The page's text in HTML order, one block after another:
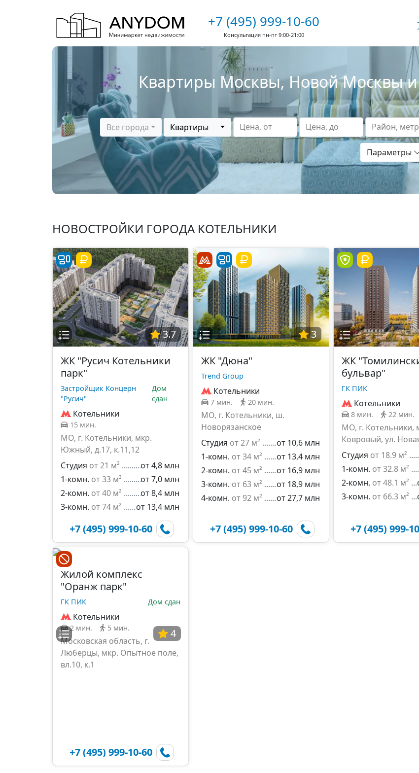
+7 (495) 999-10-60
Консультация пн-пт 9:00-21:00
Квартиры Москвы, Новой Москвы
Все города Квартиры Цена, от Цена, до Район,
Параметры
НОВОСТРОЙКИ ГОРОДА КОТЕЛЬНИКИ
3.7
ЖК "Русич Котельники
парк"
Застройщик Концерн
"Русич"
Дом
сдан
Котельники
15 мин.
МО, г. Котельники, мкр.
Южный, д.17, к.11,12
Студия от 21 м²
от 4,8 млн
1-комн. от 33 м²
от 7,0 млн
2-комн. от 40 м²
от 8,4 млн
3-комн. от 74 м² от 13,4 млн
+7 (495) 999-10-60
3
ЖК "Дюна"
Trend Group
Котельники
7 мин. 20 мин.
МО, г. Котельники, ш.
Новорязанское
Студия от 27 м²
от 10,6 млн
1-комн. от 34 м²
от 13,4 млн
2-комн. от 45 м²
от 16,9 млн
3-комн. от 63 м²
от 18,9 млн
4-комн. от 92 м² от 27,7 млн
+7 (495) 999-10-60
ЖК
бульвар"
ГК ПИК
Котельники
8 мин. 22 мин.
МО, г. Котельники,
Ковровый, ул.
Студия от 18.9 м²
1-комн. от 32.8 м²
2-комн. от 48.1 м²
3-комн. от 66.3 м²
+7 (495) 999-
4
Жилой комплекс
"Оранж парк"
ГК ПИК Дом сдан
Котельники
2 мин. 5 мин.
Московская область, г.
Люберцы, мкр. Опытное поле,
вл.10, к.1
+7 (495) 999-10-60